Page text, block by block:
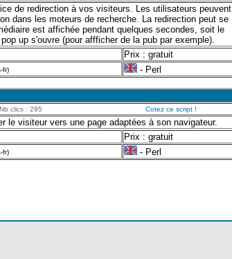
de redirection à vos visiteurs. Les utilisateurs peuvent
dans les moteurs de recherche. La redirection peut se
est affichée pendant quelques secondes, soit le
up s'ouvre (pour affficher de la pub par exemple).
Prix : gratuit
fr) - Perl
clics : 295 Cotez ce script !
le visiteur vers une page adaptées à son navigateur.
Prix : gratuit
fr) - Perl